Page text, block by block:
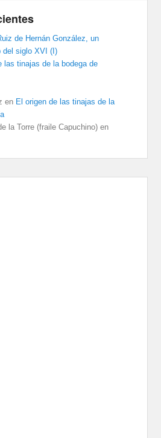
de Hernán González, un
del siglo XVI (I)
las tinajas de la bodega de
en El origen de las tinajas de la
la Torre (fraile Capuchino) en